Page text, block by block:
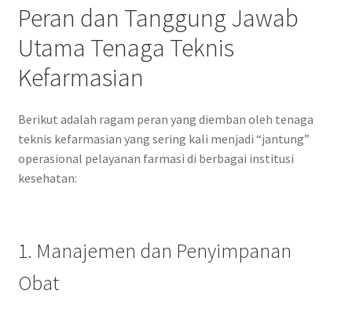
Peran dan Tanggung Jawab
Utama Tenaga Teknis
Kefarmasian
Berikut adalah ragam peran yang diemban oleh tenaga
teknis kefarmasian yang sering kali menjadi “jantung”
operasional pelayanan farmasi di berbagai institusi
kesehatan:
1. Manajemen dan Penyimpanan
Obat